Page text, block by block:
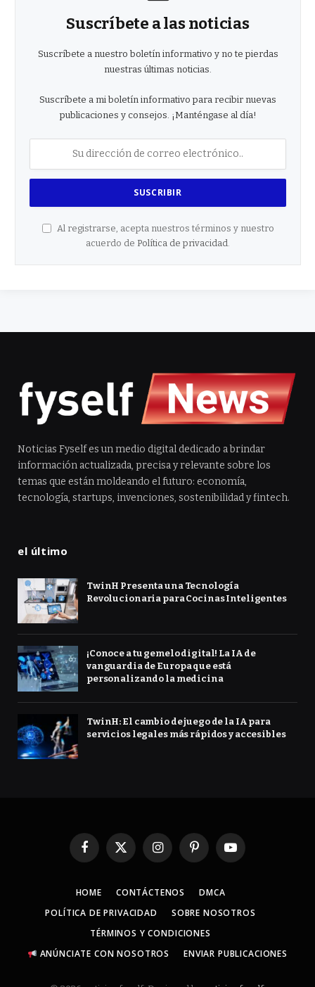
Suscríbete a las noticias
Suscríbete a nuestro boletín informativo y no te pierdas
nuestras últimas noticias.
Suscríbete a mi boletín informativo para recibir nuevas
publicaciones y consejos. ¡Manténgase al día!
Al registrarse, acepta nuestros términos y nuestro
acuerdo de Política de privacidad
Noticias Fyself es un medio digital dedicado a brindar
información actualizada, precisa y relevante sobre los
temas que están moldeando el futuro: economía,
tecnología, startups, invenciones, sostenibilidad y fintech.
el último
TwinH Presenta una Tecnología
Revolucionaria para Cocinas Inteligentes
¡Conoce a tu gemelo digital! La IA de
vanguardia de Europa que está
personalizando la medicina
TwinH: El cambio de juego de la IA para
servicios legales más rápidos y accesibles
Facebook
X
InstagramPinterestYouTube
HOME CONTÁCTENOS
DMCA
POLÍTICA DE PRIVACIDAD
SOBRE NOSOTROS
TÉRMINOS Y CONDICIONES
ANÚNCIATE CON NOSOTROS
ENVIAR PUBLICACIONES